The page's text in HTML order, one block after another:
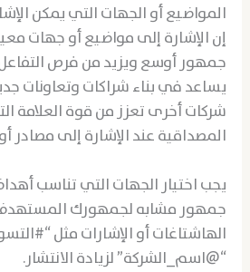
المواضيع أو الجهات التي يمكن
إن الإشارة إلى مواضيع أو جهات
جمهور أوسع ويزيد من فرص
يساعد في بناء شراكات وتعاونات
شركات أخرى تعزز من قوة العلامة
المصداقية عند الإشارة إلى
يجب اختيار الجهات التي تناسب
جمهور مشابه لجمهورك
الهاشتاغات أو الإشارات مثل
“@اسم_الشركة” لزيادة الانتشار.